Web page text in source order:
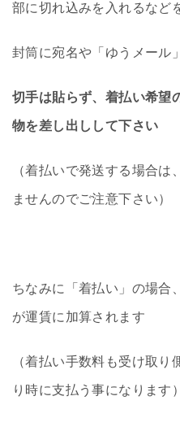
部に切れ込みを入れるなど
封筒に宛名や「ゆうメール
切手は貼らず、着払い希望
物を差し出しして下さい
（着払いで発送する場合は
ませんのでご注意下さい）
ちなみに「着払い」の場合
が運賃に加算されます
（着払い手数料も受け取
り時に支払う事になります）